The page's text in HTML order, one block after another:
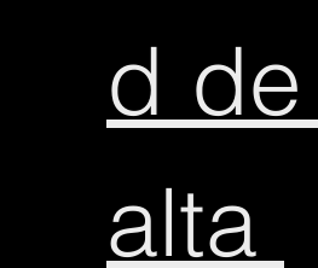
d de
alta
d de
alta